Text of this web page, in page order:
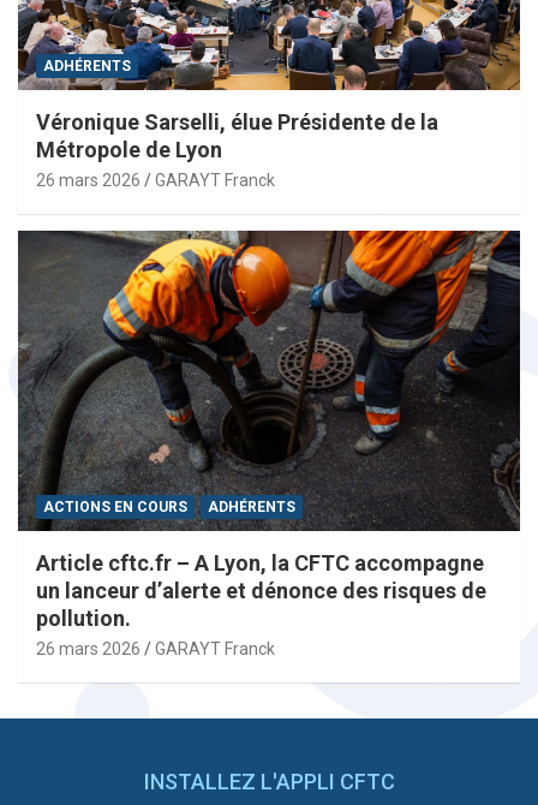
ADHÉRENTS
Véronique Sarselli, élue Présidente de la
Métropole de Lyon
26 mars 2026 GARAYT Franck
ACTIONS EN COURS ADHÉRENTS
Article cftc.fr – A Lyon, la CFTC accompagne
un lanceur d’alerte et dénonce des risques de
pollution.
26 mars 2026 GARAYT Franck
INSTALLEZ L'APPLI CFTC